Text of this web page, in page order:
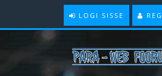
LOGI SISSE